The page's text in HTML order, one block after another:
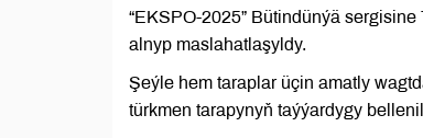
“EKSPO-2025” Bütindünýä
alnyp maslahatlaşyldy.
Şeýle hem taraplar üçin amatly
türkmen tarapynyň taýýardygy